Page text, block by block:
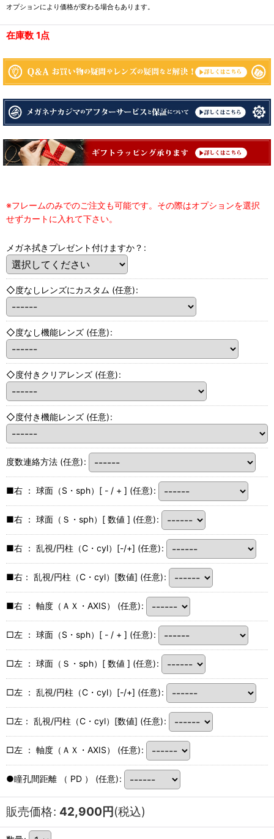
オプションにより価格が変わる場合もあります。
在庫数 1点
※フレームのみでのご注文も可能です。その際はオプションを選択
せずカートに入れて下さい。
メガネ拭きプレゼント付けますか？ :
◇度なしレンズにカスタム (任意):
◇度なし機能レンズ (任意):
◇度付きクリアレンズ (任意):
◇度付き機能レンズ (任意):
度数連絡方法 (任意):
■右 ： 球面（S・sph）[ - / + ] (任意):
■右 ： 球面（Ｓ・sph）[ 数値 ] (任意):
■右 ： 乱視/円柱（C・cyl）[-/+] (任意):
■右： 乱視/円柱（C・cyl）[数値] (任意):
■右 ： 軸度（ＡＸ・AXIS） (任意):
□左 ： 球面（S・sph）[ - / + ] (任意):
□左 ： 球面（Ｓ・sph）[ 数値 ] (任意):
□左 ： 乱視/円柱（C・cyl）[-/+] (任意):
□左： 乱視/円柱（C・cyl）[数値] (任意):
□左 ： 軸度（ＡＸ・AXIS） (任意):
●瞳孔間距離 （ PD ） (任意):
販売価格: 42,900 円 (税込)